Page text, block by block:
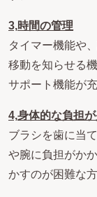
3,時間の管理
タイマー機能や
移動を知らせる
サポート機能が
4,身体的な負担
ブラシを歯に当
や腕に負担がか
かすのが困難な